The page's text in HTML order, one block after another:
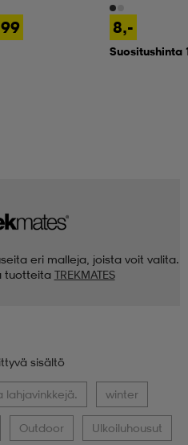
8,-
Suositushinta
eri malleja, joista voit valita.
tuotteita TREKMATES
sisältö
lahjavinkkejä. winter
Outdoor Ulkoiluhousut